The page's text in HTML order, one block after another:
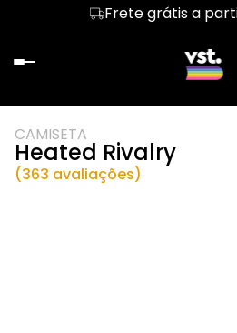
Frete grátis a
CAMISETA
Heated Rivalry
(363 avaliações)